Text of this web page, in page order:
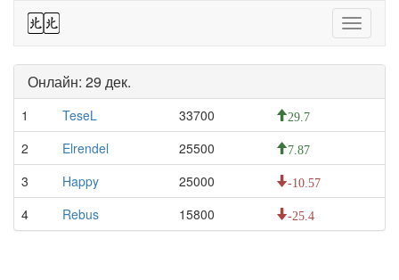
Toggle
44
Онлайн: 29 дек.
1 TeseL 33700 29.7
2 Elrendel 25500 7.87
3 Happy 25000 -10.57
4 Rebus 15800 -25.4